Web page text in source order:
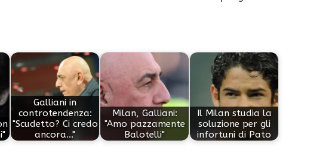
Galliani in
controtendenza:
"Scudetto? Ci credo
ancora..."
Milan, Galliani:
"Amo pazzamente
Balotelli"
Il Milan studia la
soluzione per gli
infortuni di Pato